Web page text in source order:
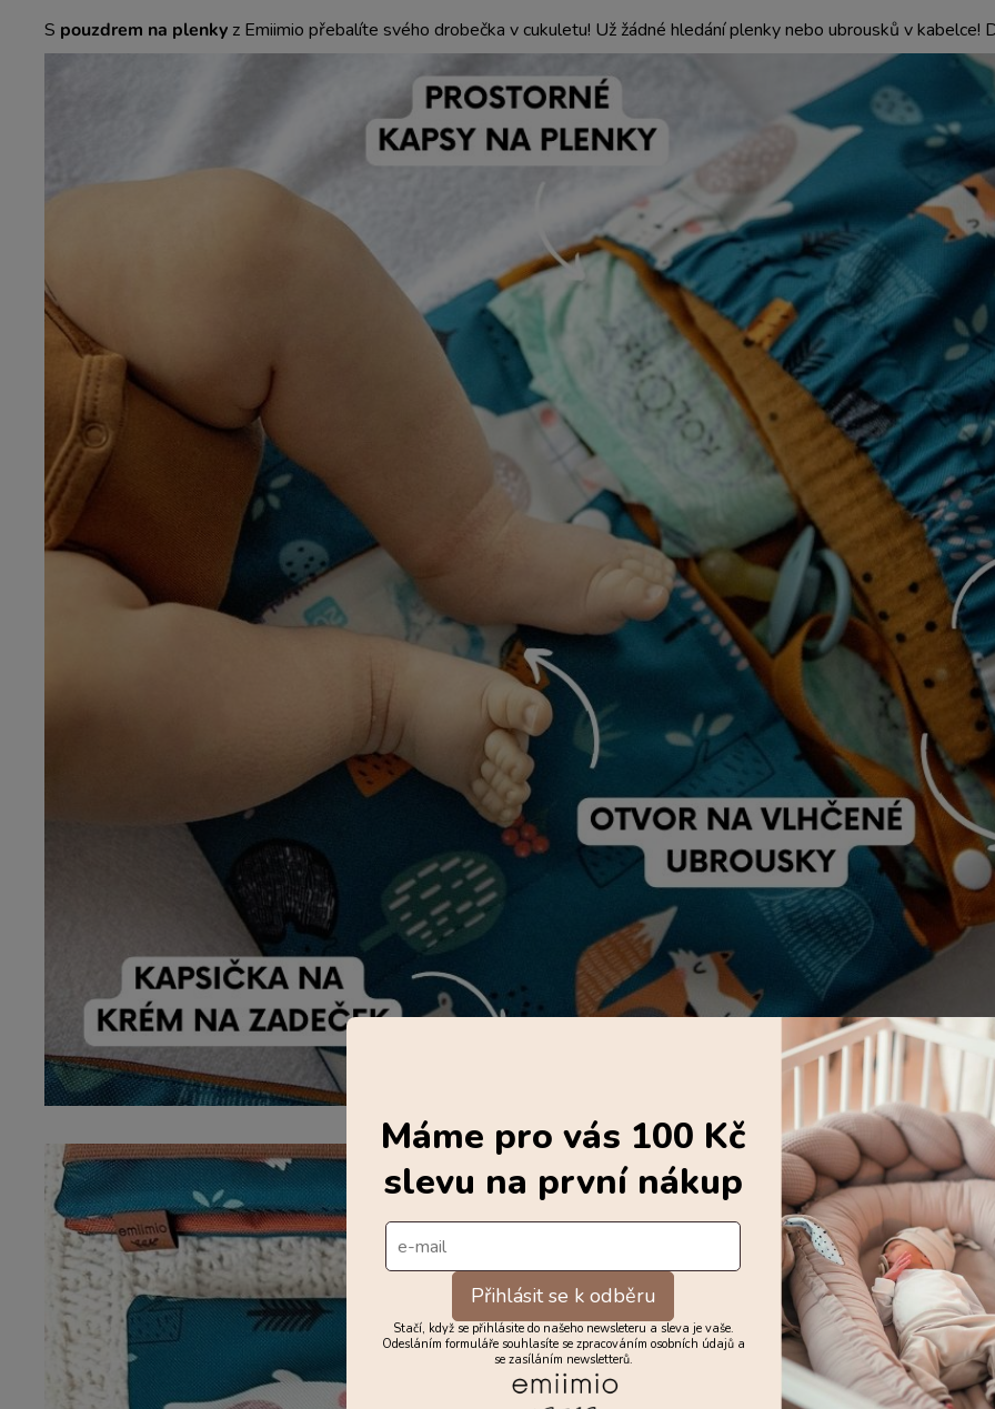
S pouzdrem na plenky z Emiimio přebalíte svého drobečka v cukuletu! Už žádné hledání plenky nebo ubrousků v kabelce!
Máme pro vás 100 Kč
slevu na první nákup
Přihlásit se k odběru
Stačí, když se přihlásite do našeho newsleteru a sleva je vaše.
Odesláním formuláře souhlasíte se zpracováním osobních údajůa
se zasíláním newsletterů.